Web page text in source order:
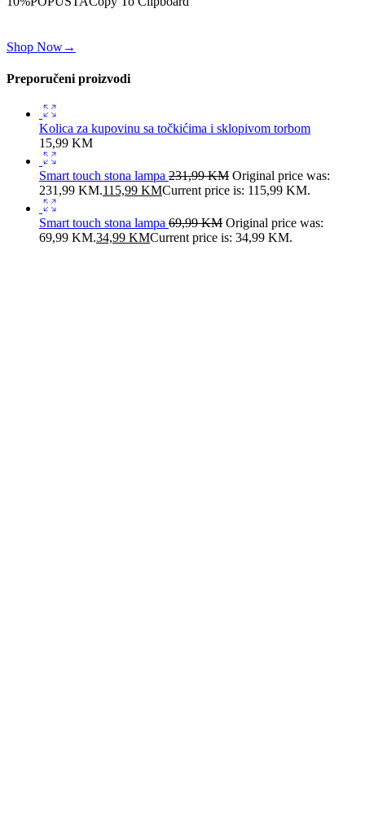
Shop Now→
Preporučeni proizvodi
Kolica za kupovinu sa točkićima i sklopivom torbom
15,99 KM
Smart touch stona lampa 231,99KM Original price was:
231,99 KM.115,99 KMCurrent price is: 115,99 KM.
Smart touch stona lampa 69,99KM Original price was:
69,99 KM.34,99 KMCurrent price is: 34,99 KM.